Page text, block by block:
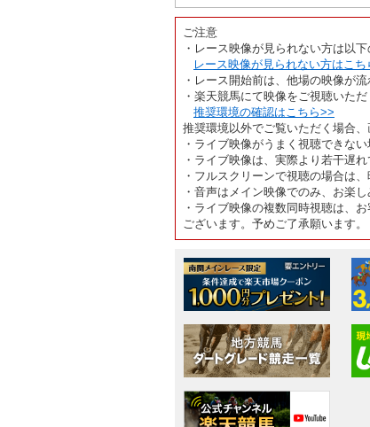
ご注意
・レース映像が見られない方は以
レース映像が見られない方はこち
・レース開始前は、他場の映像が流
・楽天競馬にて映像をご視聴いた
推奨環境の確認はこちら>>
推奨環境以外でご覧いただく場合
・ライブ映像がうまく視聴できな
・ライブ映像は、実際より若干遅れ
・フルスクリーンで視聴の場合は
・音声はメイン映像でのみ、お楽し
・ライブ映像の複数同時視聴は、
ございます。予めご了承願います。